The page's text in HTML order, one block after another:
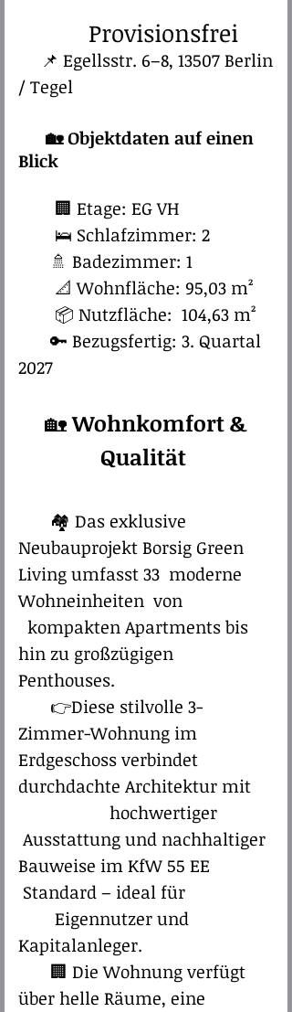
Provisionsfrei
📌 Egellsstr. 6–8, 13507 Berlin
/ Tegel​
🏡 Objektdaten auf einen
Blick
🏢 Etage: EG VH
🛌 Schlafzimmer: 2
🚿 Badezimmer: 1
📐 Wohnfläche: 95,03 m²
📦 Nutzfläche: 104,63 m²
🔑 Bezugsfertig: 3. Quartal
2027
🏡 ​​​Wohnkomfort &
Qualität
🏘️ Das exklusive
Neubauprojekt Borsig Green
Living umfasst 33 moderne
Wohneinheiten von
kompakten Apartments bis
hin zu großzügigen
Penthouses.
👉Diese stilvolle 3-
Zimmer-Wohnung im
Erdgeschoss verbindet
durchdachte Architektur mit
hochwertiger
Ausstattung und nachhaltiger
Bauweise im KfW 55 EE
Standard – ideal für
Eigennutzer und
Kapitalanleger.
🏢 Die Wohnung verfügt
über helle Räume, eine